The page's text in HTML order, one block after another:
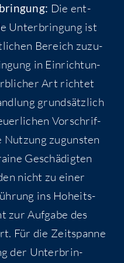
Die ent­
Unter­brin­gung ist
Bereich zuzu­
in Ein­rich­tun­
Art rich­tet
grund­sätz­lich
Vor­schrif­
zuguns­ten
Geschä­dig­ten
nicht zu einer
ins Hoheits­
zur Auf­ga­be des
Für die Zeit­span­ne
der Unter­brin­